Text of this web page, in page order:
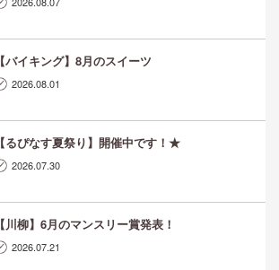
【バイキング】8月のスイーツ
2026.08.01
【るぴなす夏祭り】開催中です！★
2026.07.30
【川柳】6月のマンスリー賞発表！
2026.07.21